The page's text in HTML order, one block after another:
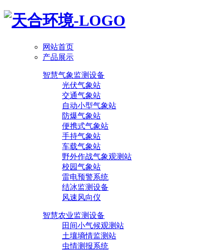
网站首页
产品展示
智慧气象监测设备
光伏气象站
交通气象站
自动小型气象站
防爆气象站
便携式气象站
手持气象站
车载气象站
野外作战气象观测站
校园气象站
雷电预警系统
结冰监测设备
风速风向仪
智慧农业监测设备
田间小气候观测站
土壤墒情监测站
虫情测报系统